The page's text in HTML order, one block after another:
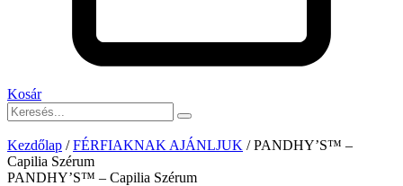
Kosár
Kezdőlap /FÉRFIAKNAK AJÁNLJUK / PANDHY’S™ –
Capilia Szérum
PANDHY’S™ – Capilia Szérum